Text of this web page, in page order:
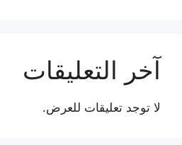
آخر التعليقات
لا توجد تعليقات للعرض.